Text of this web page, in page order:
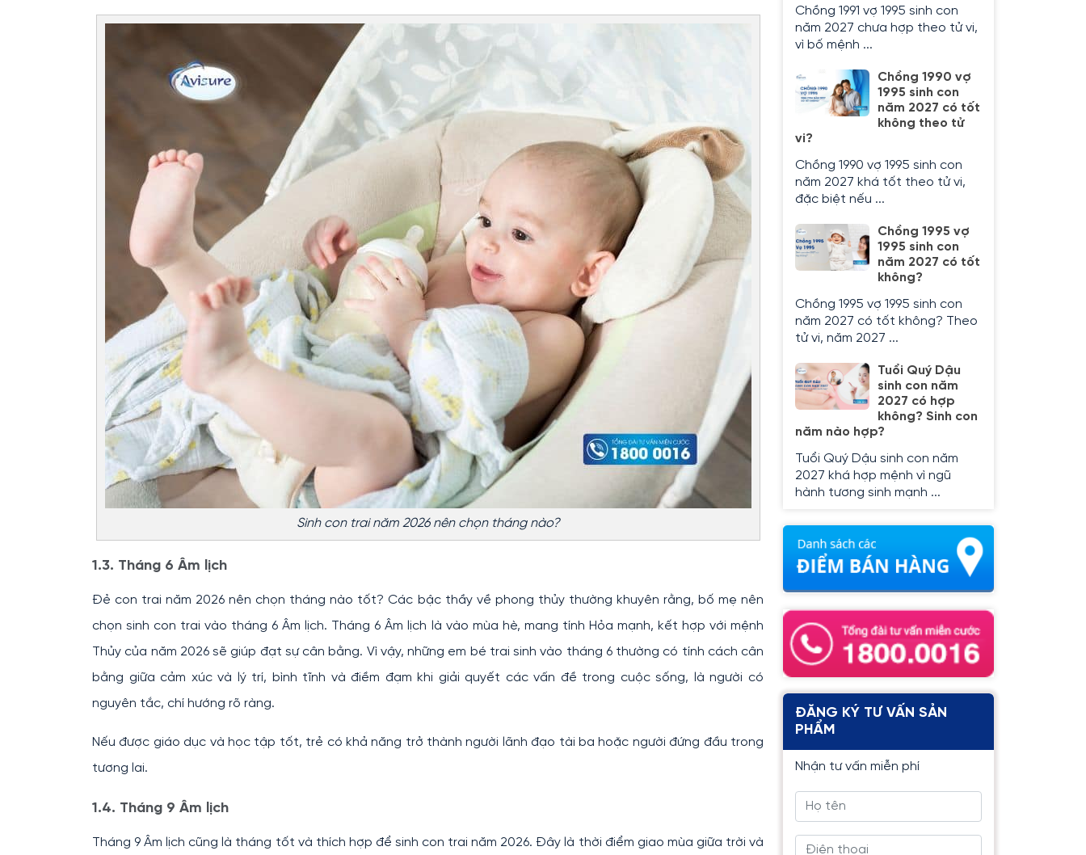
Sinh con trai năm 2026 nên chọn tháng nào?
1.3. Tháng 6 Âm lịch
Đẻ con trai năm 2026 nên chọn tháng nào tốt? Các bậc thầy về phong thủy thường khuyên rằng, bố mẹ nên
chọn sinh con trai vào tháng 6 Âm lịch. Tháng 6 Âm lịch là vào mùa hè, mang tính Hỏa mạnh, kết hợp với mệnh
Thủy của năm 2026 sẽ giúp đạt sự cân bằng. Vì vậy, những em bé trai sinh vào tháng 6 thường có tính cách cân
bằng giữa cảm xúc và lý trí, bình tĩnh và điềm đạm khi giải quyết các vấn đề trong cuộc sống, là người có
nguyên tắc, chí hướng rõ ràng.
Nếu được giáo dục và học tập tốt, trẻ có khả năng trở thành người lãnh đạo tài ba hoặc người đứng đầu trong
tương lai.
1.4. Tháng 9 Âm lịch
Tháng 9 Âm lịch cũng là tháng tốt và thích hợp để sinh con trai năm 2026. Đây là thời điểm giao mùa giữa trời và
Chồng 1991 vợ 1995 sinh con
năm 2027 chưa hợp theo tử vi,
vì bố mệnh ...
Chồng 1990 vợ
1995 sinh con
năm 2027 có tốt
không theo tử
vi?
Chồng 1990 vợ 1995 sinh con
năm 2027 khá tốt theo tử vi,
đặc biệt nếu ...
Chồng 1995 vợ
1995 sinh con
năm 2027​ có tốt
không?
Chồng 1995 vợ 1995 sinh con
năm 2027 có tốt không? Theo
tử vi, năm 2027 ...
Tuổi Quý Dậu
sinh con năm
2027 có hợp
không? Sinh con
năm nào hợp?
Tuổi Quý Dậu sinh con năm
2027 khá hợp mệnh vì ngũ
hành tương sinh mạnh ...
ĐĂNG KÝ TƯ VẤN SẢN
PHẨM
Nhận tư vấn miễn phí